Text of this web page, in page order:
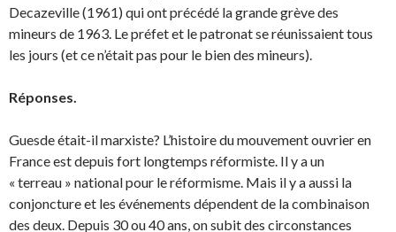
Decazeville (1961) qui ont précédé la grande grève des
mineurs de 1963. Le préfet et le patronat se réunissaient tous
les jours (et ce n’était pas pour le bien des mineurs).
Réponses.
Guesde était-il marxiste? L’histoire du mouvement ouvrier en
France est depuis fort longtemps réformiste. Il y a un
« terreau » national pour le réformisme. Mais il y a aussi la
conjoncture et les événements dépendent de la combinaison
des deux. Depuis 30 ou 40 ans, on subit des circonstances